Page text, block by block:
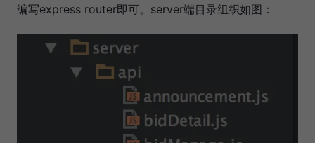
编写express router即可。server端目录组织如图：